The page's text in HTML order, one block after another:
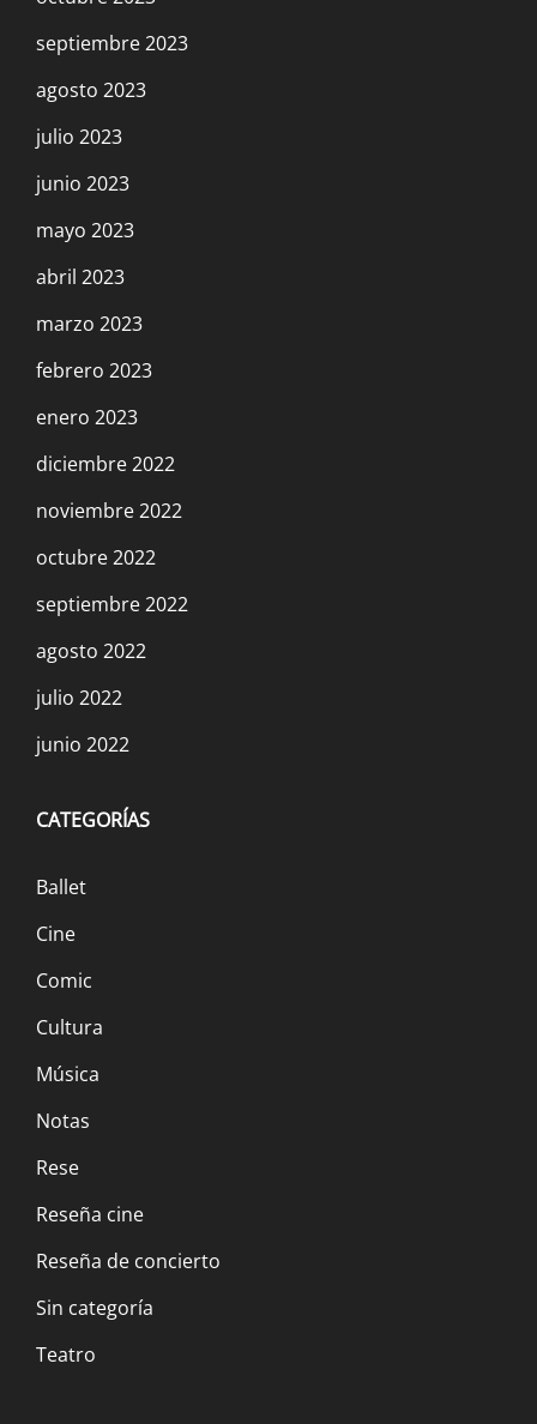
septiembre 2023
agosto 2023
julio 2023
junio 2023
mayo 2023
abril 2023
marzo 2023
febrero 2023
enero 2023
diciembre 2022
noviembre 2022
octubre 2022
septiembre 2022
agosto 2022
julio 2022
junio 2022
CATEGORÍAS
Ballet
Cine
Comic
Cultura
Música
Notas
Rese
Reseña cine
Reseña de concierto
Sin categoría
Teatro